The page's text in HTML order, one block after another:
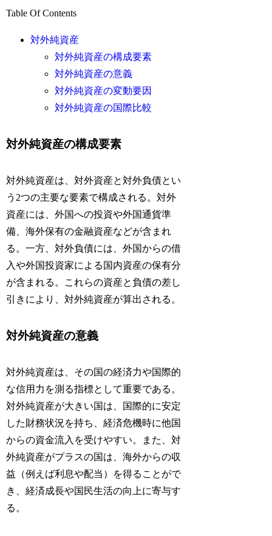
Table Of Contents
対外純資産
対外純資産の構成要素
対外純資産の意義
対外純資産の変動要因
対外純資産の国際比較
対外純資産の構成要素
対外純資産は、対外資産と対外負債とい
う2つの主要な要素で構成される。対外
資産には、外国への投資や外国通貨準
備、海外保有の金融資産などが含まれ
る。一方、対外負債には、外国からの借
入や外国投資家による国内資産の保有分
が含まれる。これらの資産と負債の差し
引きにより、対外純資産が算出される。
対外純資産の意義
対外純資産は、その国の経済力や国際的
な信用力を測る指標として重要である。
対外純資産が大きい国は、国際的に安定
した財務状況を持ち、経済危機時に他国
からの資金流入を受けやすい。また、対
外純資産がプラスの国は、海外からの収
益（例えば利息や配当）を得ることがで
き、経済成長や国民生活の向上に寄与す
る。